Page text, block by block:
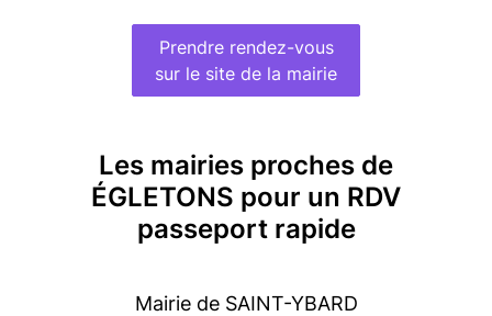
Prendre rendez-vous
sur le site de la mairie
Les mairies proches de
ÉGLETONS pour un RDV
passeport rapide
Mairie de SAINT-YBARD